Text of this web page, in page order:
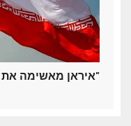
איראן מאשימה את ארה"ב ב"פיראטיות"